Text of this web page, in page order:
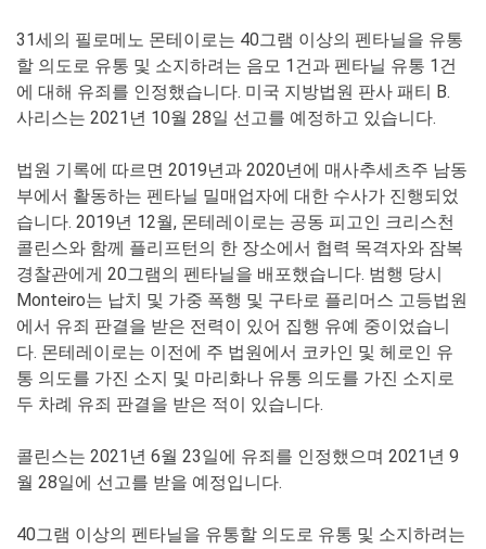
31세의 필로메노 몬테이로는 40그램 이상의 펜타닐을 유통
할 의도로 유통 및 소지하려는 음모 1건과 펜타닐 유통 1건
에 대해 유죄를 인정했습니다. 미국 지방법원 판사 패티 B.
사리스는 2021년 10월 28일 선고를 예정하고 있습니다.
법원 기록에 따르면 2019년과 2020년에 매사추세츠주 남동
부에서 활동하는 펜타닐 밀매업자에 대한 수사가 진행되었
습니다. 2019년 12월, 몬테레이로는 공동 피고인 크리스천
콜린스와 함께 플리프턴의 한 장소에서 협력 목격자와 잠복
경찰관에게 20그램의 펜타닐을 배포했습니다. 범행 당시
Monteiro는 납치 및 가중 폭행 및 구타로 플리머스 고등법원
에서 유죄 판결을 받은 전력이 있어 집행 유예 중이었습니
다. 몬테레이로는 이전에 주 법원에서 코카인 및 헤로인 유
통 의도를 가진 소지 및 마리화나 유통 의도를 가진 소지로
두 차례 유죄 판결을 받은 적이 있습니다.
콜린스는 2021년 6월 23일에 유죄를 인정했으며 2021년 9
월 28일에 선고를 받을 예정입니다.
40그램 이상의 펜타닐을 유통할 의도로 유통 및 소지하려는